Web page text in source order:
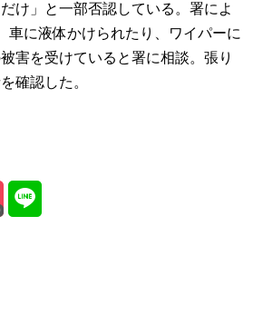
け」と一部否認している。署によ
車に液体かけられたり、ワイパーに
害を受けていると署に相談。張り
確認した。